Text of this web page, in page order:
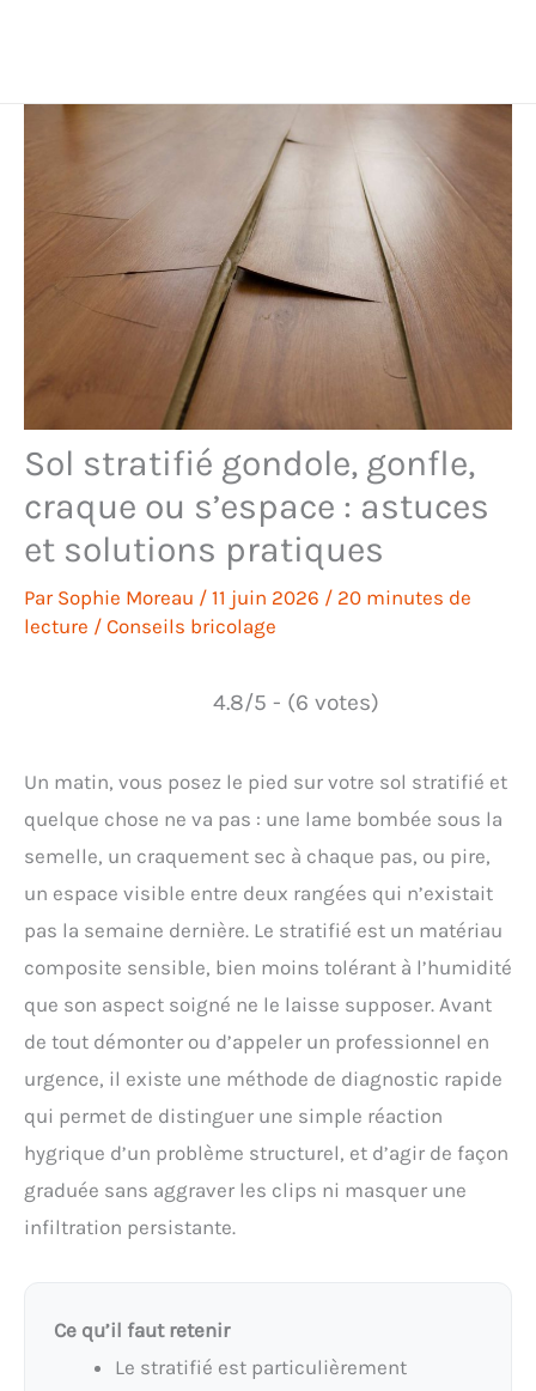
Sol stratifié gondole, gonfle,
craque ou s’espace : astuces
et solutions pratiques
Par Sophie Moreau / 11 juin 2026 / 20 minutes de
lecture / Conseils bricolage
4.8/5 - (6 votes)
Un matin, vous posez le pied sur votre sol stratifié et
quelque chose ne va pas : une lame bombée sous la
semelle, un craquement sec à chaque pas, ou pire,
un espace visible entre deux rangées qui n’existait
pas la semaine dernière. Le stratifié est un matériau
composite sensible, bien moins tolérant à l’humidité
que son aspect soigné ne le laisse supposer. Avant
de tout démonter ou d’appeler un professionnel en
urgence, il existe une méthode de diagnostic rapide
qui permet de distinguer une simple réaction
hygrique d’un problème structurel, et d’agir de façon
graduée sans aggraver les clips ni masquer une
infiltration persistante.
Ce qu’il faut retenir
Le stratifié est particulièrement